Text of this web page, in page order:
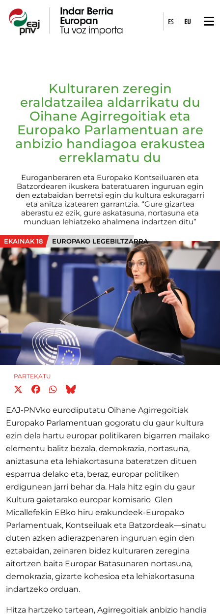
ES | EU
Kulturaren zeregin
eraldatzailea aldarrikatu du
Oihane Agirregoitiak eta
Europako Parlamentuan are
anbizio handiagoa erakustea
erreklamatu du
Euroganberaren eta Europako Kontseiluaren eta
Batzordearen ikuskera bateratuaren inguruan egin
den eztabaidan berretsi egin du kultura eskuragarri
eta anitza izatearen garrantzia. “Gure gizartea
aberastu ez ezik, gure askatasuna, nortasuna eta
munduan lehiatzeko ahalmena indartzen ditu”
EKAINAK 18 EUROPAKO LEGEBILTZARRA
PARTEKATU
EAJ-PNVko eurodiputatu Oihane Agirregoitiak
Europako Parlamentuan gogoratu du gaur kultura
ezin dela hartu europar politikaren bigarren mailako
elementu balitz bezala, demokrazia, nortasuna,
aniztasuna eta lehiakortasuna bateratzen dituen
esparrua delako eta, beraz, europar politiken
erdigunean jarri behar da. Hala hitz egin du gaur
Kultura gaietarako europar komisario Glen
Micallefekin EBko hiru erakundeek-Europako
Parlamentuak, Kontseiluak eta Batzordeak—sinatu
duten azken adierazpenaren inguruan egin den
eztabaidan, zeinaren bidez kulturaren zeregina
aitortzen baita Europar Batasunaren nortasuna,
demokrazia, gizarte kohesioa eta lehiakortasuna
indartzeko orduan.
Hitza hartzeko tartean, Agirregoitiak anbizio handia